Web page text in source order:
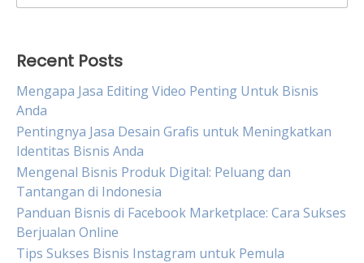
for:
Recent Posts
Mengapa Jasa Editing Video Penting Untuk Bisnis
Anda
Pentingnya Jasa Desain Grafis untuk Meningkatkan
Identitas Bisnis Anda
Mengenal Bisnis Produk Digital: Peluang dan
Tantangan di Indonesia
Panduan Bisnis di Facebook Marketplace: Cara Sukses
Berjualan Online
Tips Sukses Bisnis Instagram untuk Pemula